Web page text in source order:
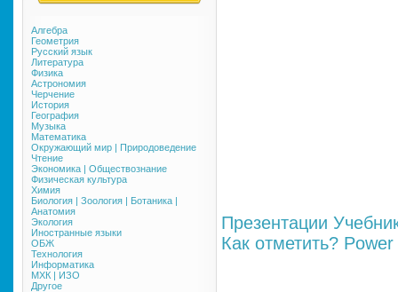
Алгебра
Геометрия
Русский язык
Литература
Физика
Астрономия
Черчение
История
География
Музыка
Математика
Окружающий мир | Природоведение
Чтение
Экономика | Обществознание
Физическая культура
Химия
Биология | Зоология | Ботаника |
Анатомия
Экология
Иностранные языки
ОБЖ
Технология
Информатика
МХК | ИЗО
Другое
Презентации
Как отметить?